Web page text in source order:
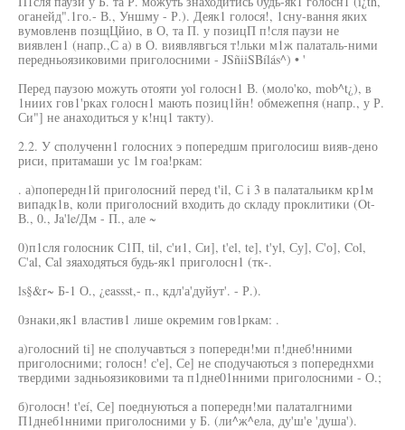
оганейд".1го.- В., Уншму - Р.). Деяк1 голося!, 1сну-вання яких
вумовленв позщЦйио, в О, та П. у позицП п!сля паузи не
виявлен1 (напр.,С а) в О. виявлявгься т!льки м1ж палаталь-ними
передньоязиковими приголосними - JSñiiSBílás^) • '
Перед паузою можуть отояти yol голосн1 В. (моло'ко, mob^t¿), в
1ниих гов1'рках голосн1 мають позиц1йн! обмежепня (напр., у Р.
Си"] не анаходиться у к!нц1 такту).
2.2. У сполученн1 голосних э попередшм приголосиш вияв-дено
риси, притамаши ус 1м гоа!ркам:
. а)попередн1й приголосний перед t'il, С i 3 в палатальикм кр1м
випадк1в, коли приголосний входить до складу проклитики (Ot-
В., 0., Ja'le/Дм - П., але ~
0)п1сля голосник С1П, til, с'и1, Си], t'el, te], t'yl, Су], С'о], Col,
С'al, Cal зяаходяться будь-як1 приголосн1 (тк-.
ls§&r~ Б-1 О., ¿eassst,- п., кдл'а'дуйут'. - Р.).
0знаки,як1 властив1 лише окремим гов1ркам: .
а)голосний ti] не сполучавться з попередн!ми п!днеб!нними
приголосними; голосн! с'е], Се] не сподучаються з попереднхми
твердими задньоязиковими та п1дне01нними приголосними - О.;
б)голосн! t'eí, Се] поеднуються а попередн!ми палаталгними
П1днеб1нними приголосними у Б. (ли^ж^ела, ду'ш'е 'душа').